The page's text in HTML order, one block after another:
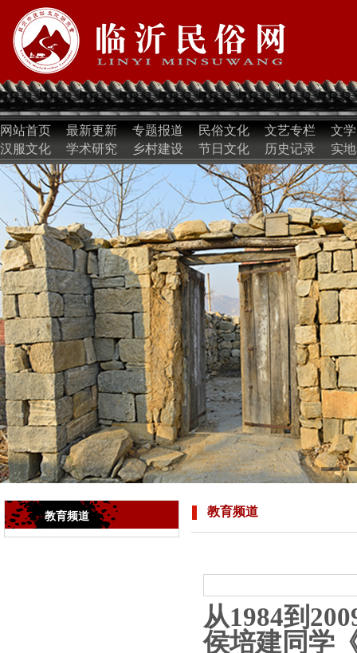
网站首页 最新更新 专题报道 民俗文化 文艺专栏
文
汉服文化
学术研究 乡村建设 节日文化 历史记录 实
教育频道 教育频道
从1984到
侯培建同学